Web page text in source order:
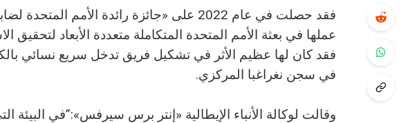
فقد حصلت في عام 2022 على «جائزة رائدة الأمم
عملها في بعثة الأمم المتحدة المتكاملة متعددة الأبعاد
فقد كان لها عظيم الأثر في تشكيل فريق تدخل سريع نسائي
في سجن نغراغبا المركزي.
وقالت لوكالة الأنباء الإيطالية «إنتر برس سيرفس»:”في البيئة